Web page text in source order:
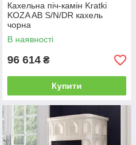
Кахельна піч-камін Kratki
KOZA AB S/N/DR кахель
чорна
В наявності
96 614 ₴
Купити